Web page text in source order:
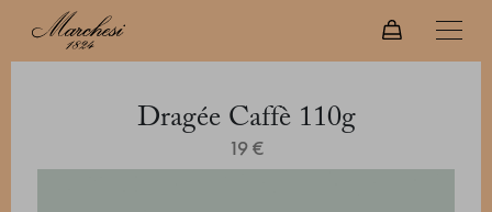
Dragée Caffè 110g
19 €